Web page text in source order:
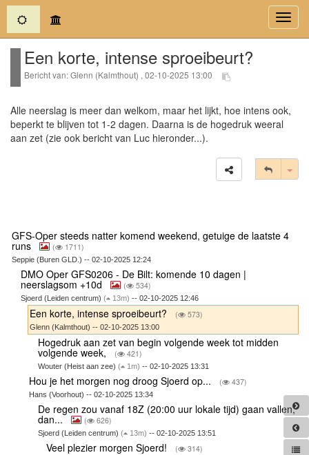
(current)
Een korte, intense sproeibeurt?
Bericht van: Glenn (Kalmthout) , 02-10-2025 13:00
Alle neerslag is meer dan welkom, maar het lijkt, hoe intens ook,
beperkt te blijven tot 1-2 dagen. Daarna is de hogedruk weeral
aan zet (zie ook bericht van Luc hieronder...).
GFS-Oper steeds natter komend weekend, getuige de laatste 4
runs ( 1711)
Seppie (Buren GLD.) -- 02-10-2025 12:24
DMO Oper GFS0206 - De Bilt: komende 10 dagen |
neerslagsom +10d ( 534)
Sjoerd (Leiden centrum) ( 13m) -- 02-10-2025 12:46
Een korte, intense sproeibeurt? ( 573)
Glenn (Kalmthout) -- 02-10-2025 13:00
Hogedruk aan zet van begin volgende week tot midden
volgende week, ( 421)
Wouter (Heist aan zee) ( 1m) -- 02-10-2025 13:31
Hou je het morgen nog droog Sjoerd op... ( 437)
Hans (Voorhout) -- 02-10-2025 13:34
De regen zou vanaf 18Z (20:00 uur lokale tijd) gaan vallen,
dan... ( 626)
Sjoerd (Leiden centrum) ( 13m) -- 02-10-2025 13:51
Veel plezier morgen Sjoerd! ( 314)